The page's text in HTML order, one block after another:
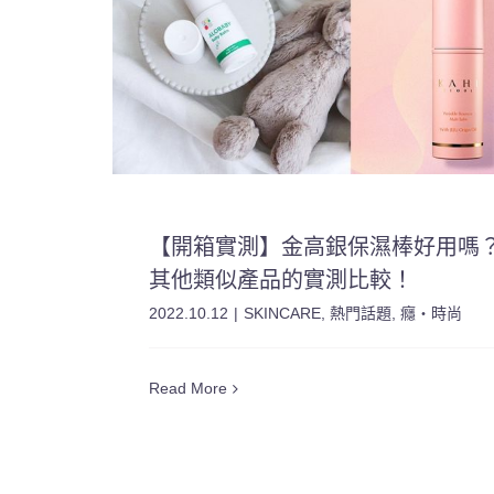
【開箱實測】金高銀保濕棒好用嗎
其他類似產品的實測比較！
2022.10.12 | SKINCARE, 熱門話題, 癮・時尚
Read More